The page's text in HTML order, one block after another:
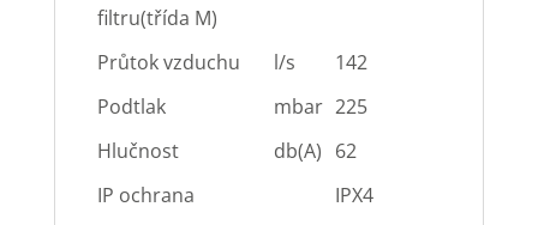
filtru(třída M)
Průtok vzduchu l/s
142
Podtlak
mbar 225
Hlučnost
db(A) 62
IP ochrana
IPX4